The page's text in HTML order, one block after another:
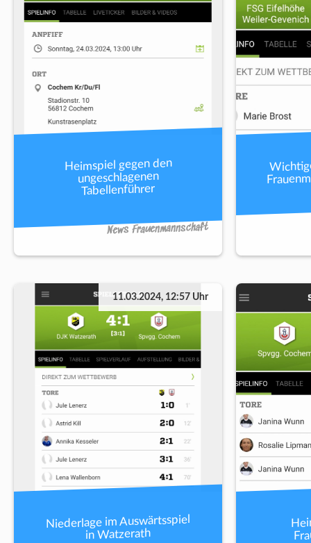
Heimspiel gegen den
ungeschlagenen
Tabellenführer
News Frauenmannschaft
11.03.2024, 12:57 Uhr
Niederlage im Auswärtsspiel
in Watzerath